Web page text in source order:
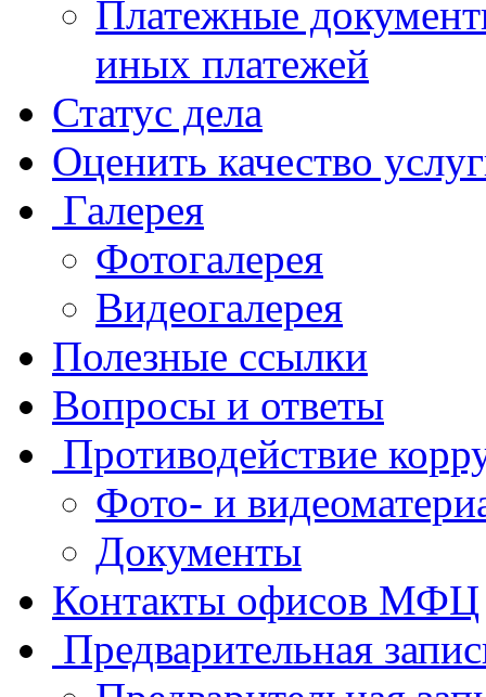
Платежные
иных платежей
Статус дела
Оценить качество
Галерея
Фотогалерея
Видеогалерея
Полезные ссылки
Вопросы и ответы
Противодействие
Фото- и
Документы
Контакты офисов МФЦ
Предварительная